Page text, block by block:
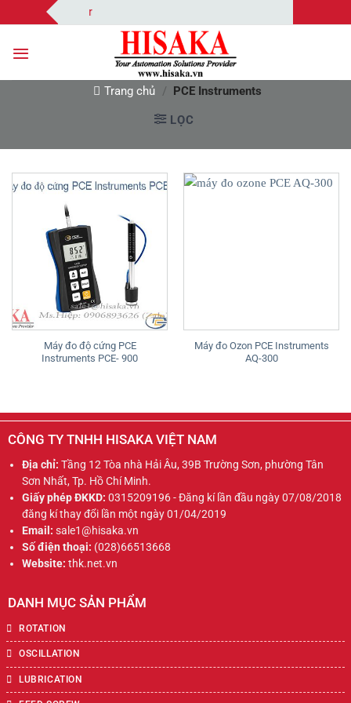
qua
nội
Provider
Trang chủ / PCE Instruments
LỌC
Máy đo độ cứng PCE
Instruments PCE- 900
Máy đo Ozon PCE Instruments
AQ-300
CÔNG TY TNHH HISAKA VIỆT NAM
Địa chỉ: Tầng 12 Tòa nhà Hải Âu, 39B Trường Sơn, phường Tân
Sơn Nhất, Tp. Hồ Chí Minh.
Giấy phép ĐKKD: 0315209196 - Đăng kí lần đầu ngày 07/08/2018
đăng kí thay đổi lần một ngày 01/04/2019
Email: sale1@hisaka.vn
Số điện thoại: (028)66513668
Website: thk.net.vn
DANH MỤC SẢN PHẨM
ROTATION
OSCILLATION
LUBRICATION